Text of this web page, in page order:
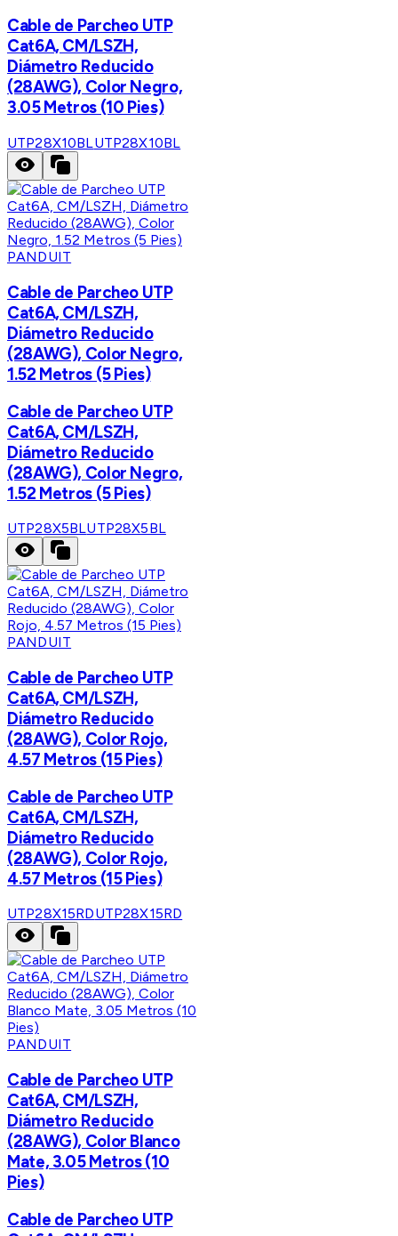
Cable de Parcheo UTP
Cat6A, CM/LSZH,
Diámetro Reducido
(28AWG), Color Negro,
3.05 Metros (10 Pies)
UTP28X10BLUTP28X10BL
PANDUIT
Cable de Parcheo UTP
Cat6A, CM/LSZH,
Diámetro Reducido
(28AWG), Color Negro,
1.52 Metros (5 Pies)
Cable de Parcheo UTP
Cat6A, CM/LSZH,
Diámetro Reducido
(28AWG), Color Negro,
1.52 Metros (5 Pies)
UTP28X5BLUTP28X5BL
PANDUIT
Cable de Parcheo UTP
Cat6A, CM/LSZH,
Diámetro Reducido
(28AWG), Color Rojo,
4.57 Metros (15 Pies)
Cable de Parcheo UTP
Cat6A, CM/LSZH,
Diámetro Reducido
(28AWG), Color Rojo,
4.57 Metros (15 Pies)
UTP28X15RDUTP28X15RD
PANDUIT
Cable de Parcheo UTP
Cat6A, CM/LSZH,
Diámetro Reducido
(28AWG), Color Blanco
Mate, 3.05 Metros (10
Pies)
Cable de Parcheo UTP